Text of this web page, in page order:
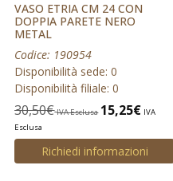
VASO ETRIA CM 24 CON
DOPPIA PARETE NERO
METAL
Codice: 190954
Disponibilità sede: 0
Disponibilità filiale: 0
30,50€ IVA Esclusa 15,25€ IVA
Esclusa
Richiedi informazioni